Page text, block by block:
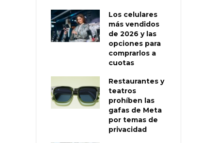
Los celulares
más vendidos
de 2026 y las
opciones para
comprarlos a
cuotas
Restaurantes y
teatros
prohíben las
gafas de Meta
por temas de
privacidad